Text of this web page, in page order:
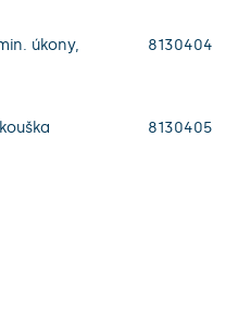
úkony,
8130404
8130405